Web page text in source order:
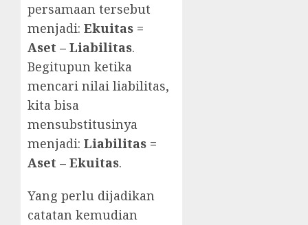
persamaan tersebut
menjadi: Ekuitas =
Aset – Liabilitas.
Begitupun ketika
mencari nilai liabilitas,
kita bisa
mensubstitusinya
menjadi: Liabilitas =
Aset – Ekuitas.
Yang perlu dijadikan
catatan kemudian